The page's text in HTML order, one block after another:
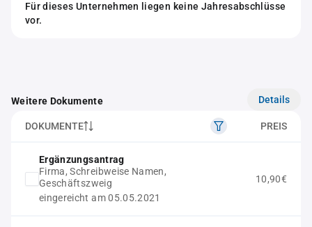
Für dieses Unternehmen liegen keine Jahresabschlüsse
vor.
Weitere Dokumente Details
DOKUMENTE PREIS
Ergänzungsantrag
Firma, Schreibweise Namen,
Geschäftszweig
eingereicht am 05.05.2021
10,90€